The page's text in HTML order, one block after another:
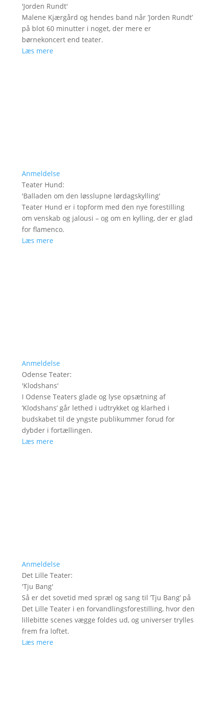
'Jorden Rundt'
Malene Kjærgård og hendes band når ’Jorden Rundt’
på blot 60 minutter i noget, der mere er
børnekoncert end teater.
Læs mere
Anmeldelse
Teater Hund:
'Balladen om den løsslupne lørdagskylling'
Teater Hund er i topform med den nye forestilling
om venskab og jalousi – og om en kylling, der er glad
for flamenco.
Læs mere
Anmeldelse
Odense Teater:
'Klodshans'
I Odense Teaters glade og lyse opsætning af
’Klodshans’ går lethed i udtrykket og klarhed i
budskabet til de yngste publikummer forud for
dybder i fortællingen.
Læs mere
Anmeldelse
Det Lille Teater:
'Tju Bang'
Så er det sovetid med spræl og sang til ’Tju Bang’ på
Det Lille Teater i en forvandlingsforestilling, hvor den
lillebitte scenes vægge foldes ud, og universer trylles
frem fra loftet.
Læs mere